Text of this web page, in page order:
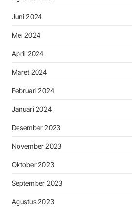
Juni 2024
Mei 2024
April 2024
Maret 2024
Februari 2024
Januari 2024
Desember 2023
November 2023
Oktober 2023
September 2023
Agustus 2023